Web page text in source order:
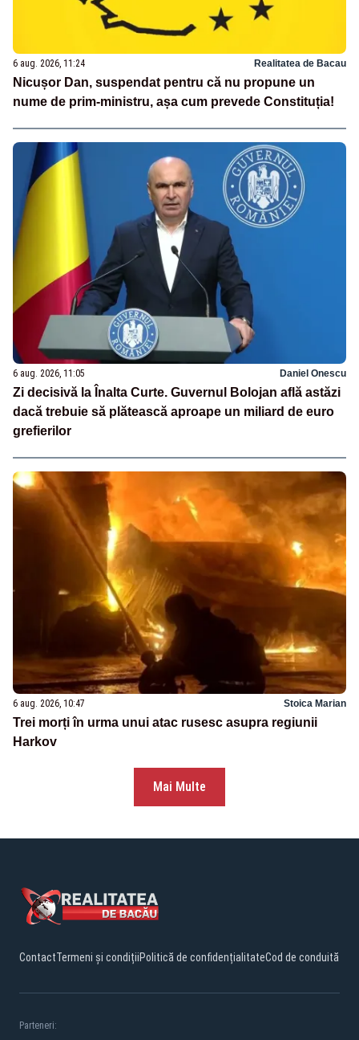
6 aug. 2026, 11:24 Realitatea de Bacau
Nicușor Dan, suspendat pentru că nu propune un
nume de prim-ministru, așa cum prevede Constituția!
6 aug. 2026, 11:05 Daniel Onescu
Zi decisivă la Înalta Curte. Guvernul Bolojan află astăzi
dacă trebuie să plătească aproape un miliard de euro
grefierilor
6 aug. 2026, 10:47 Stoica Marian
Trei morți în urma unui atac rusesc asupra regiunii
Harkov
Mai Multe
ContactTermeni și condițiiPolitică de confidențialitateCod de conduită
Parteneri: